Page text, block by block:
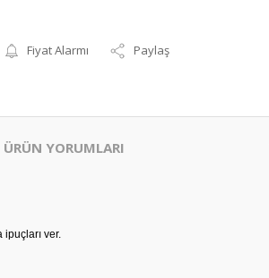
Fiyat Alarmı Paylaş
ÜRÜN YORUMLARI
ver.